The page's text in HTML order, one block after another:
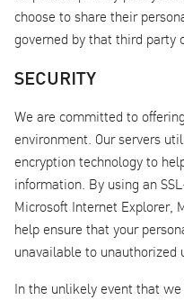
choose to share their
governed by that third party
SECURITY
We are committed to
environment. Our servers
encryption technology to
information. By using an
Microsoft Internet Explorer,
help ensure that your
unavailable to unauthorized
In the unlikely event that